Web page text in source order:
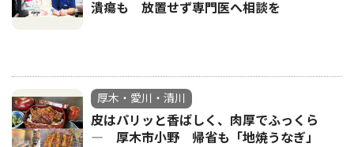
潰瘍も 放置せず専門医へ相談を
厚木・愛川・清川
皮はパリッと香ばしく、肉厚でふっくら
― 厚木市小野 帰省も「地焼うなぎ」